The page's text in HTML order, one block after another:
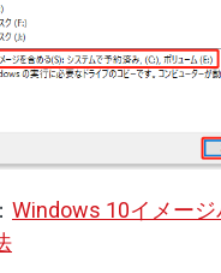
Windows 10イメー